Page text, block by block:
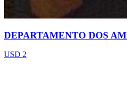
DEPARTAMENTO DOS
USD 2